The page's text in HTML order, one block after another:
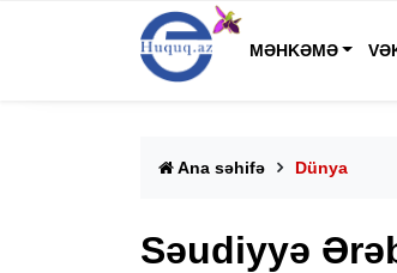
MƏHKƏMƏ
Ana səhifə Dünya
Səudiyyə